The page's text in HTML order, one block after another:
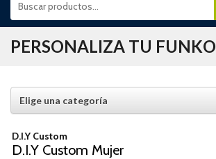
PERSONALIZA TU FUNKO
Elige una categoría
D.I.Y Custom
D.I.Y Custom Mujer